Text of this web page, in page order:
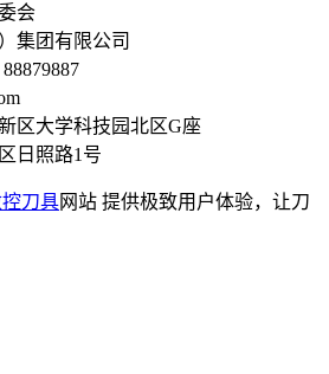
会
集团有限公司
区大学科技园北区G座
日照路1号
刀具网站 提供极致用户体验，让刀